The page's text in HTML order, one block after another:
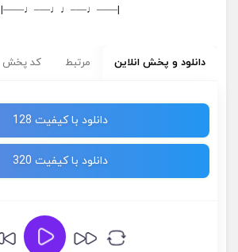
|——♩—–♩♩—–♩——|
دانلود و پخش انلاین مرتبط کد پخش
دانلود با کیفیت 128
دانلود با کیفیت 320